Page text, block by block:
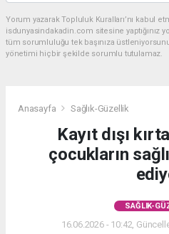
Yorum yazarak Topluluk Kuralları’nı kabul
isdunyasindakadin.com sitesine yaptığınız
tüm sorumluluğu tek başınıza
yönetimi hiçbir şekilde sorumlu tutulamaz.
Anasayfa Sağlık-Güzellik
Kayıt dışı
çocukların
SAĞLIK-
16.06.2026 - 10:42,